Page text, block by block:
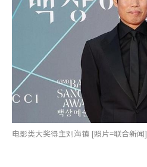
电影类大奖得主刘海镇 [照片=联合新闻]